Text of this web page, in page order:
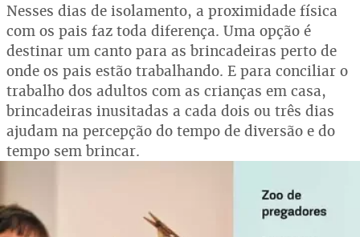
Nesses dias de isolamento, a proximidade física
com os pais faz toda diferença. Uma opção é
destinar um canto para as brincadeiras perto de
onde os pais estão trabalhando. E para conciliar o
trabalho dos adultos com as crianças em casa,
brincadeiras inusitadas a cada dois ou três dias
ajudam na percepção do tempo de diversão e do
tempo sem brincar.